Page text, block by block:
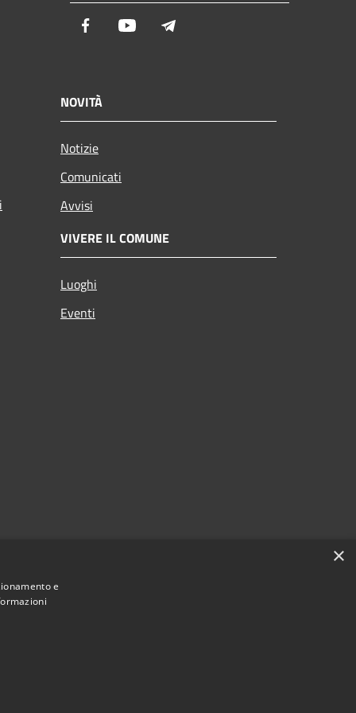
Facebook Youtube
NOVITÀ
Notizie
Comunicati
Avvisi
VIVERE IL COMUNE
Luoghi
Eventi
×
e